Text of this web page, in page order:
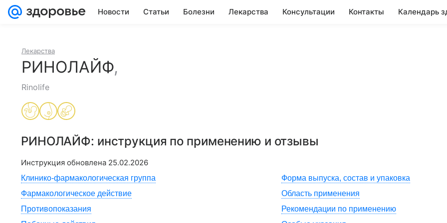
Новости Статьи Болезни Лекарства Консультации Контакты Календарь
Лекарства
РИНОЛАЙФ,
Rinolife
РИНОЛАЙФ: инструкция по применению и отзывы
Инструкция обновлена 25.02.2026
Клинико-фармакологическая группа
Форма выпуска, состав и упаковка
Фармакологическое действие
Область применения
Противопоказания
Рекомендации по применению